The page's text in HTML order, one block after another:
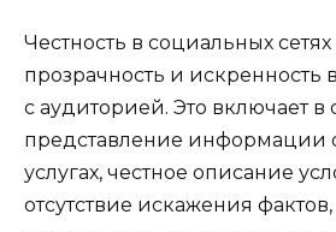
Честность в социальных
прозрачность и
с аудиторией. Это включает в
представление информации
услугах, честное описание
отсутствие искажения фактов,